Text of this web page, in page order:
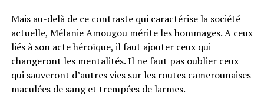
Mais au-delà de ce contraste qui caractérise la société
actuelle, Mélanie Amougou mérite les hommages. A ceux
liés à son acte héroïque, il faut ajouter ceux qui
changeront les mentalités. Il ne faut pas oublier ceux
qui sauveront d’autres vies sur les routes camerounaises
maculées de sang et trempées de larmes.